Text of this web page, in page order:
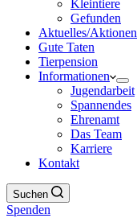
Kleintiere
Gefunden
Aktuelles/Aktionen
Gute Taten
Tierpension
Informationen
Jugendarbeit
Spannendes
Ehrenamt
Das Team
Karriere
Kontakt
Suchen
Spenden